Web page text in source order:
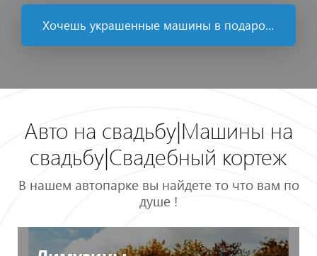
Хочешь украшенные машины в подарок ?
Авто на свадьбу|Машины на
свадьбу|Свадебный кортеж
В нашем автопарке вы найдете то что вам по
душе !